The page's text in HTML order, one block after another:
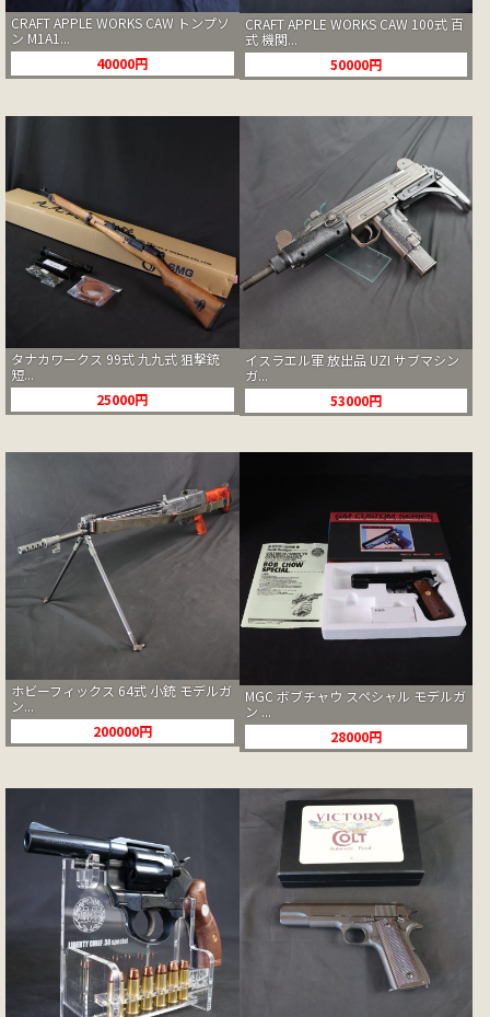
CRAFT APPLE WORKS CAW トンプソ
ン M1A1...
40000円
CRAFT APPLE WORKS CAW 100式 百
式 機関...
50000円
タナカワークス 99式 九九式 狙撃銃
短...
25000円
イスラエル軍 放出品 UZI サブマシン
ガ...
53000円
ホビーフィックス 64式 小銃 モデルガ
ン...
200000円
MGC ボブチャウ スペシャル モデルガ
ン ...
28000円